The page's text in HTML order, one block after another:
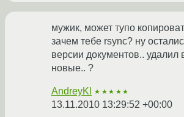
мужик, может тупо
зачем тебе rsync? ну
версии документов.. удалил
новые.. ?
AndreyKl ★★★★★
13.11.2010 13:29:52 +00:00